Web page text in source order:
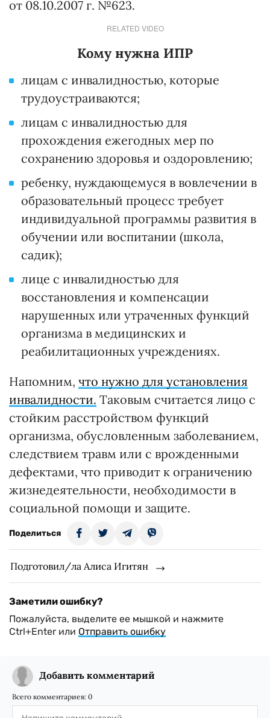
от 08.10.2007 г. №623.
RELATED VIDEO
Кому нужна ИПР
лицам с инвалидностью, которые
трудоустраиваются;
лицам с инвалидностью для
прохождения ежегодных мер по
сохранению здоровья и оздоровлению;
ребенку, нуждающемуся в вовлечении в
образовательный процесс требует
индивидуальной программы развития в
обучении или воспитании (школа,
садик);
лице с инвалидностью для
восстановления и компенсации
нарушенных или утраченных функций
организма в медицинских и
реабилитационных учреждениях.
Напомним, что нужно для установления
инвалидности. Таковым считается лицо с
стойким расстройством функций
организма, обусловленным заболеванием,
следствием травм или с врожденными
дефектами, что приводит к ограничению
жизнедеятельности, необходимости в
социальной помощи и защите.
Поделиться
Подготовил/ла Алиса Игитян
Заметили ошибку?
Пожалуйста, выделите ее мышкой и нажмите
Ctrl+Enter или Отправить ошибку
Добавить комментарий
Всего комментариев: 0